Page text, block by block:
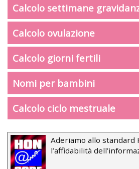
Calcolo settimane
Calcolo ovulazione
Calcolo giorni fertili
Nomi per bambini
Calcolo ciclo mestruale
Aderiamo allo standard
l’affidabilità